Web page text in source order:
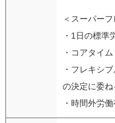
＜スーパー
・1日の標準
・コアタイ
・フレキシ
の決定に委ね
・時間外労